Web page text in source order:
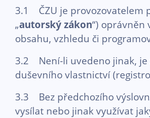
3.1 ČZU je provozovatelem
„autorský zákon“)
obsahu, vzhledu či
3.2 Není-li uvedeno jinak, je
duševního vlastnictví
3.3 Bez předchozího
vysílat nebo jinak využívat